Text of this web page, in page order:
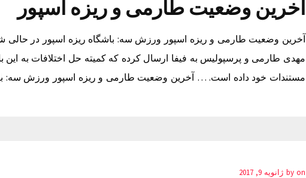
آخرین وضعیت طارمی و ریزه اسپور
آخرین وضعیت طارمی و ریزه اسپور ورزش سه: باشگاه ریزه اسپور در حالی
مهدی طارمی و پرسپولیس به فیفا ارسال کرده که کمیته حل اختلافات به این
مستندات خود داده است. … آخرین وضعیت طارمی و ریزه اسپور ورزش سه:
by on ژانویه 9, 2017